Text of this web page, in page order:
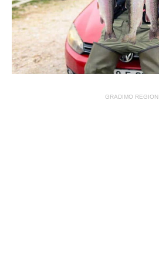
GRADIMO REGION